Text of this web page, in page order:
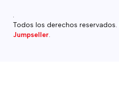
Todos los derechos reservados.
Jumpseller